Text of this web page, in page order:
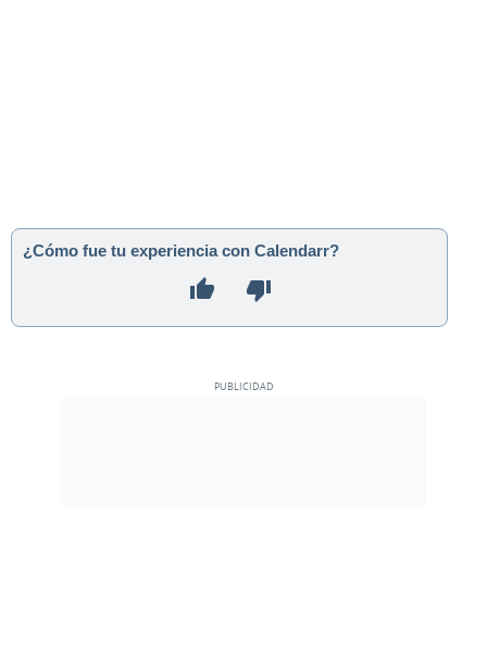
¿Cómo fue tu experiencia con Calendarr?